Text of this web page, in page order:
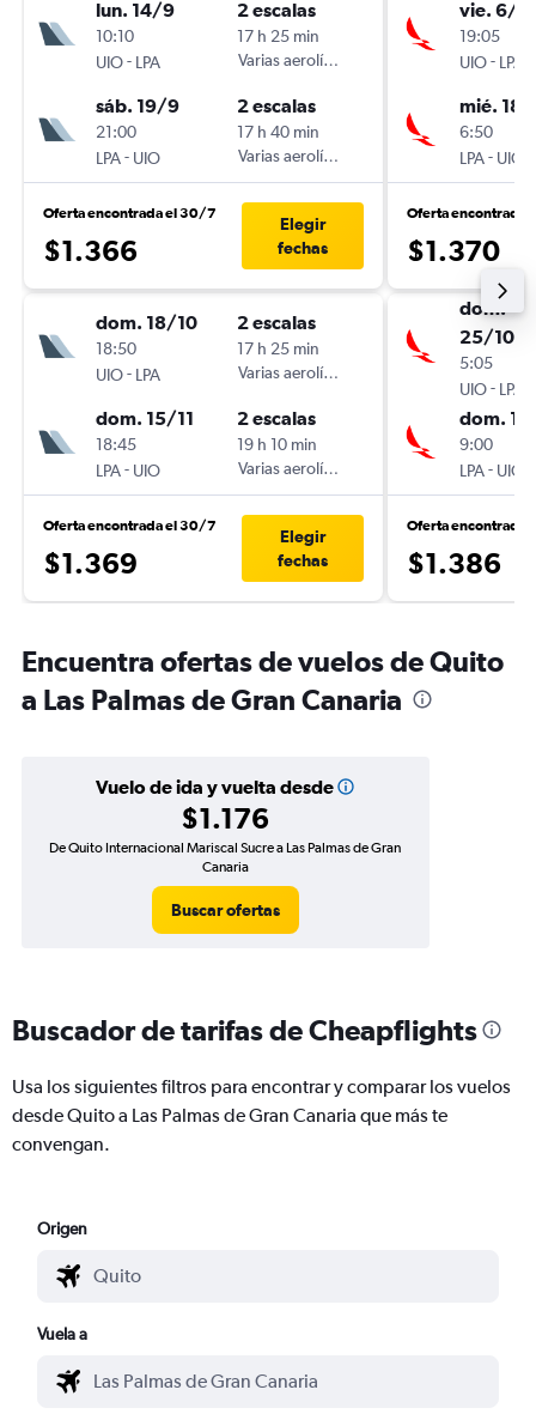
lun. 14/9
10:10
UIO- LPA
2 escalas
17 h 25 min
Varias aerolíneas
sáb. 19/9
21:00
LPA- UIO
2 escalas
17 h 40 min
Varias aerolíneas
Oferta encontrada el 30/7
$1.366
Elegir
fechas
dom. 18/10
18:50
UIO- LPA
2 escalas
17 h 25 min
Varias aerolíneas
dom. 15/11
18:45
LPA- UIO
2 escalas
19 h 10 min
Varias aerolíneas
Oferta encontrada el 30/7
$1.369
Elegir
fechas
vie. 6/11
19:05
UIO- LPA
mié. 18/
6:50
LPA- UIO
Oferta encontrada
$1.370
dom.
25/10
5:05
UIO- LPA
dom.
9:00
LPA- UIO
Oferta encontrada
$1.386
Encuentra ofertas de vuelos de Quito
a Las Palmas de Gran Canaria
Vuelo de ida y vuelta desde
$1.176
De Quito Internacional Mariscal Sucre a Las Palmas de Gran
Canaria
Buscar ofertas
Buscador de tarifas de Cheapflights
Usa los siguientes filtros para encontrar y comparar los vuelos
desde Quito a Las Palmas de Gran Canaria que más te
convengan.
Origen
Vuela a